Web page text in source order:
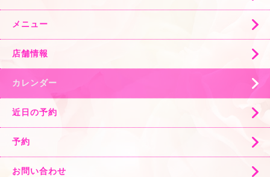
メニュー
店舗情報
カレンダー
近日の予約
予約
お問い合わせ